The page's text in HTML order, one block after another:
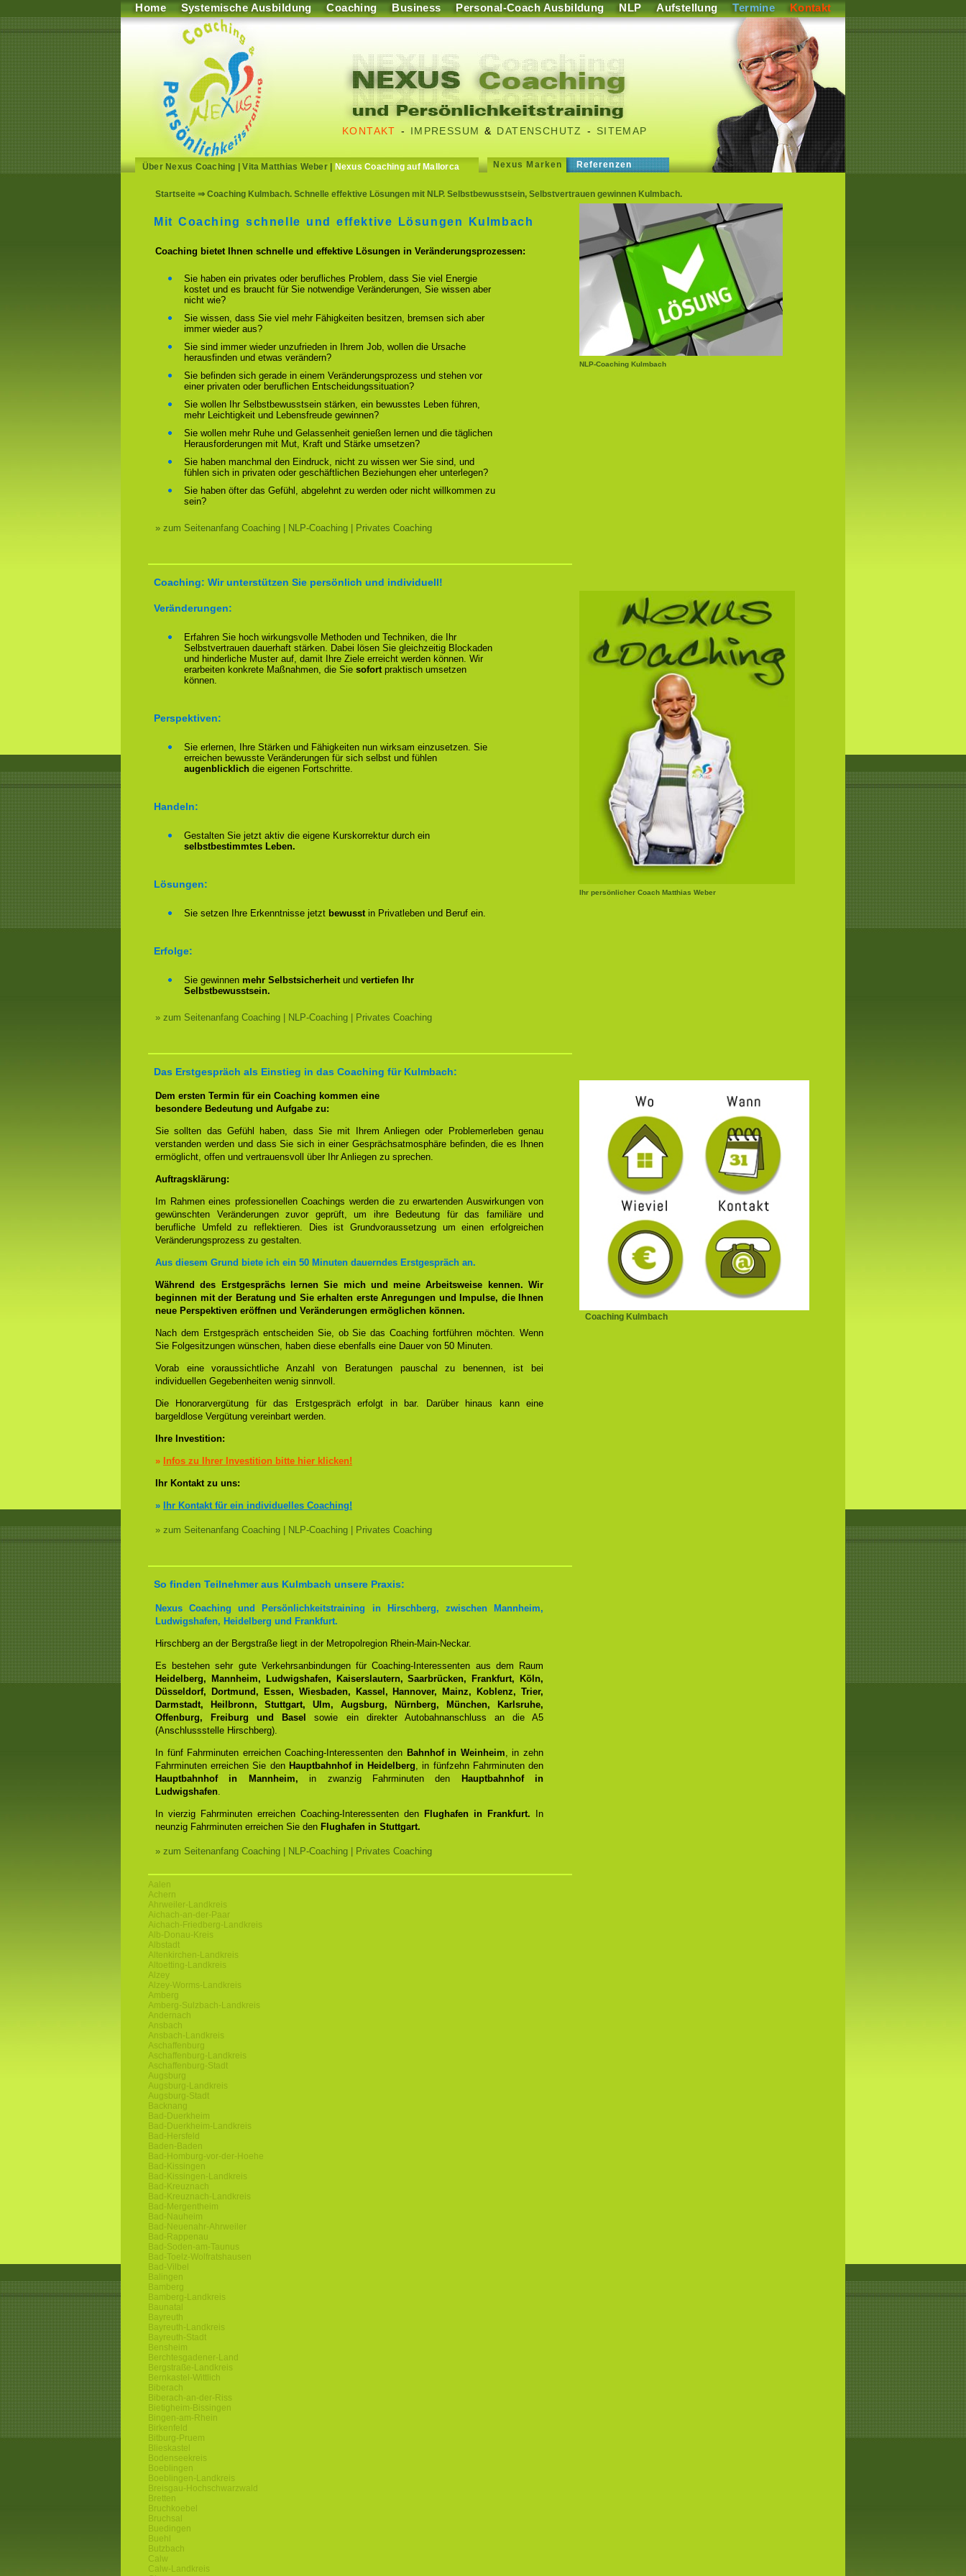
Home Systemische Ausbildung Coaching Business Personal-Coach Ausbildung NLP Aufstellung Termine Kontakt
KONTAKT - IMPRESSUM & DATENSCHUTZ - SITEMAP
Über Nexus Coaching |Vita Matthias Weber| Nexus Coaching auf Mallorca Nexus Marken Referenzen
Startseite ⇒ Coaching Kulmbach. Schnelle effektive Lösungen mit NLP. Selbstbewusstsein, Selbstvertrauen gewinnen Kulmbach.
NLP-Coaching Kulmbach
Mit Coaching schnelle und effektive Lösungen Kulmbach
Coaching bietet Ihnen schnelle und effektive Lösungen in Veränderungsprozessen:
Sie haben ein privates oder berufliches Problem, dass Sie viel Energie
kostet und es braucht für Sie notwendige Veränderungen, Sie wissen aber
nicht wie?
Sie wissen, dass Sie viel mehr Fähigkeiten besitzen, bremsen sich aber
immer wieder aus?
Sie sind immer wieder unzufrieden in Ihrem Job, wollen die Ursache
herausfinden und etwas verändern?
Sie befinden sich gerade in einem Veränderungsprozess und stehen vor
einer privaten oder beruflichen Entscheidungssituation?
Sie wollen Ihr Selbstbewusstsein stärken, ein bewusstes Leben führen,
mehr Leichtigkeit und Lebensfreude gewinnen?
Sie wollen mehr Ruhe und Gelassenheit genießen lernen und die täglichen
Herausforderungen mit Mut, Kraft und Stärke umsetzen?
Sie haben manchmal den Eindruck, nicht zu wissen wer Sie sind, und
fühlen sich in privaten oder geschäftlichen Beziehungen eher unterlegen?
Sie haben öfter das Gefühl, abgelehnt zu werden oder nicht willkommen zu
sein?
» zum Seitenanfang Coaching | NLP-Coaching | Privates Coaching
Coaching: Wir unterstützen Sie persönlich und individuell!
Ihr persönlicher Coach Matthias Weber
Veränderungen:
Erfahren Sie hoch wirkungsvolle Methoden und Techniken, die Ihr
Selbstvertrauen dauerhaft stärken. Dabei lösen Sie gleichzeitig Blockaden
und hinderliche Muster auf, damit Ihre Ziele erreicht werden können. Wir
erarbeiten konkrete Maßnahmen, die Sie sofortpraktisch umsetzen
können.
Perspektiven:
Sie erlernen, Ihre Stärken und Fähigkeiten nun wirksam einzusetzen. Sie
erreichen bewusste Veränderungen für sich selbst und fühlen
augenblicklich die eigenen Fortschritte.
Handeln:
Gestalten Sie jetzt aktiv die eigene Kurskorrektur durch ein
selbstbestimmtes Leben.
Lösungen:
Sie setzen Ihre Erkenntnisse jetzt bewusstin Privatleben und Beruf ein.
Erfolge:
Sie gewinnen mehr Selbstsicherheitund vertiefen Ihr
Selbstbewusstsein.
» zum Seitenanfang Coaching | NLP-Coaching | Privates Coaching
Das Erstgespräch als Einstieg in das Coaching für Kulmbach:
Coaching Kulmbach
Dem ersten Termin für ein Coaching kommen eine
besondere Bedeutung und Aufgabe zu:
Sie sollten das Gefühl haben, dass Sie mit Ihrem Anliegen oder Problemerleben genau
verstanden werden und dass Sie sich in einer Gesprächsatmosphäre befinden, die es Ihnen
ermöglicht, offen und vertrauensvoll über Ihr Anliegen zu sprechen.
Auftragsklärung:
Im Rahmen eines professionellen Coachings werden die zu erwartenden Auswirkungen von
gewünschten Veränderungen zuvor geprüft, um ihre Bedeutung für das familiäre und
berufliche Umfeld zu reflektieren. Dies ist Grundvoraussetzung um einen erfolgreichen
Veränderungsprozess zu gestalten.
Aus diesem Grund biete ich ein 50 Minuten dauerndes Erstgespräch an.
Während des Erstgesprächs lernen Sie mich und meine Arbeitsweise kennen. Wir
beginnen mit der Beratung und Sie erhalten erste Anregungen und Impulse, die Ihnen
neue Perspektiven eröffnen und Veränderungen ermöglichen können.
Nach dem Erstgespräch entscheiden Sie, ob Sie das Coaching fortführen möchten. Wenn
Sie Folgesitzungen wünschen, haben diese ebenfalls eine Dauer von 50 Minuten.
Vorab eine voraussichtliche Anzahl von Beratungen pauschal zu benennen, ist bei
individuellen Gegebenheiten wenig sinnvoll.
Die Honorarvergütung für das Erstgespräch erfolgt in bar. Darüber hinaus kann eine
bargeldlose Vergütung vereinbart werden.
Ihre Investition:
» Infos zu Ihrer Investition bitte hier klicken!
Ihr Kontakt zu uns:
» Ihr Kontakt für ein individuelles Coaching!
» zum Seitenanfang Coaching | NLP-Coaching | Privates Coaching
So finden Teilnehmer aus Kulmbach unsere Praxis:
Nexus Coaching und Persönlichkeitstraining in Hirschberg, zwischen Mannheim,
Ludwigshafen, Heidelberg und Frankfurt.
Hirschberg an der Bergstraße liegt in der Metropolregion Rhein-Main-Neckar.
Es bestehen sehr gute Verkehrsanbindungen für Coaching-Interessenten aus dem Raum
Heidelberg, Mannheim, Ludwigshafen, Kaiserslautern, Saarbrücken, Frankfurt, Köln,
Düsseldorf, Dortmund, Essen, Wiesbaden, Kassel, Hannover, Mainz, Koblenz, Trier,
Darmstadt, Heilbronn, Stuttgart, Ulm, Augsburg, Nürnberg, München, Karlsruhe,
Offenburg, Freiburg und Basel
sowie ein direkter Autobahnanschluss an die A5
(Anschlussstelle Hirschberg).
In fünf Fahrminuten erreichen Coaching-Interessenten den Bahnhof in Weinheim, in zehn
Fahrminuten erreichen Sie den Hauptbahnhof in Heidelberg, in fünfzehn Fahrminuten den
Hauptbahnhof in Mannheim, in zwanzig Fahrminuten den
Hauptbahnhof in
Ludwigshafen.
In vierzig Fahrminuten erreichen Coaching-Interessenten den Flughafen in Frankfurt.
In
neunzig Fahrminuten erreichen Sie den Flughafen in Stuttgart.
» zum Seitenanfang Coaching | NLP-Coaching | Privates Coaching
Aalen
Achern
Ahrweiler-Landkreis
Aichach-an-der-Paar
Aichach-Friedberg-Landkreis
Alb-Donau-Kreis
Albstadt
Altenkirchen-Landkreis
Altoetting-Landkreis
Alzey
Alzey-Worms-Landkreis
Amberg
Amberg-Sulzbach-Landkreis
Andernach
Ansbach
Ansbach-Landkreis
Aschaffenburg
Aschaffenburg-Landkreis
Aschaffenburg-Stadt
Augsburg
Augsburg-Landkreis
Augsburg-Stadt
Backnang
Bad-Duerkheim
Bad-Duerkheim-Landkreis
Bad-Hersfeld
Baden-Baden
Bad-Homburg-vor-der-Hoehe
Bad-Kissingen
Bad-Kissingen-Landkreis
Bad-Kreuznach
Bad-Kreuznach-Landkreis
Bad-Mergentheim
Bad-Nauheim
Bad-Neuenahr-Ahrweiler
Bad-Rappenau
Bad-Soden-am-Taunus
Bad-Toelz-Wolfratshausen
Bad-Vilbel
Balingen
Bamberg
Bamberg-Landkreis
Baunatal
Bayreuth
Bayreuth-Landkreis
Bayreuth-Stadt
Bensheim
Berchtesgadener-Land
Bergstraße-Landkreis
Bernkastel-Wittlich
Biberach
Biberach-an-der-Riss
Bietigheim-Bissingen
Bingen-am-Rhein
Birkenfeld
Bitburg-Pruem
Blieskastel
Bodenseekreis
Boeblingen
Boeblingen-Landkreis
Breisgau-Hochschwarzwald
Bretten
Bruchkoebel
Bruchsal
Buedingen
Buehl
Butzbach
Calw
Calw-Landkreis